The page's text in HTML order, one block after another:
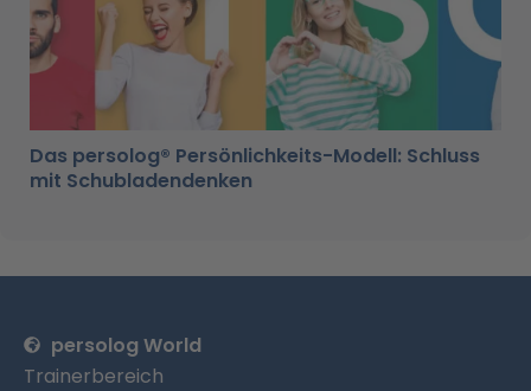
Das persolog® Persönlichkeits-Modell: Schluss
mit Schubladendenken
persolog World
Trainerbereich